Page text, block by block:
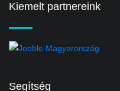
Kiemelt partnereink
Segítség